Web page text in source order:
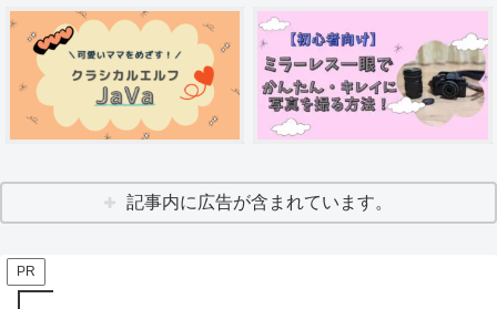
記事内に広告が含まれています。
PR